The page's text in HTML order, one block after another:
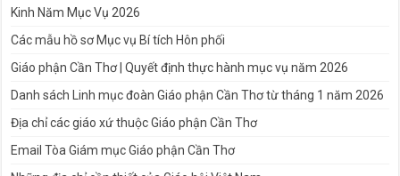
Kinh Năm Mục Vụ 2026
Các mẫu hồ sơ Mục vụ Bí tích Hôn phối
Giáo phận Cần Thơ | Quyết định thực hành mục vụ năm 2026
Danh sách Linh mục đoàn Giáo phận Cần Thơ từ tháng 1 năm 2026
Địa chỉ các giáo xứ thuộc Giáo phận Cần Thơ
Email Tòa Giám mục Giáo phận Cần Thơ